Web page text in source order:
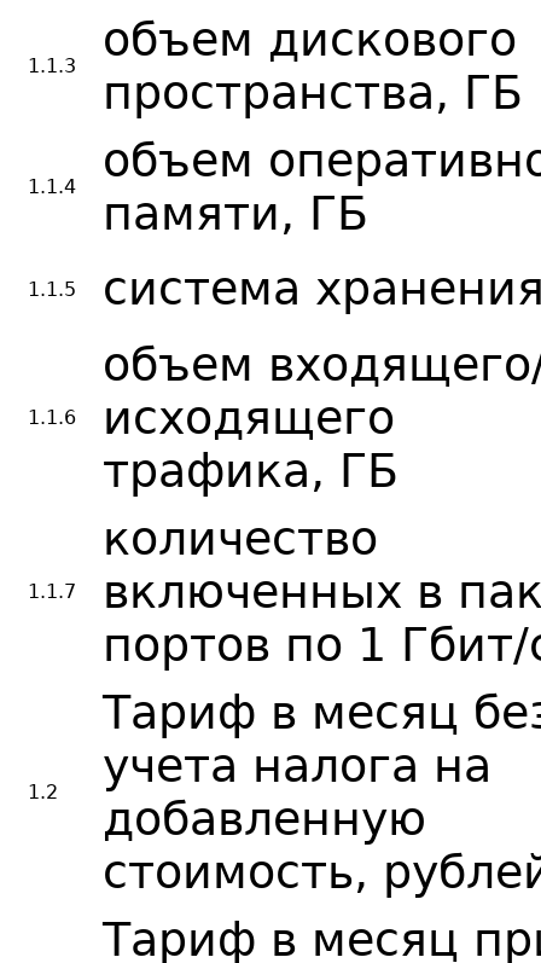
1.1.3
объем дискового
пространства, ГБ
1.1.4
объем
памяти, ГБ
1.1.5 система
1.1.6
объем
исходящего
трафика, ГБ
1.1.7
количество
включенных в
портов по 1 Гбит/
1.2
Тариф в месяц
учета налога на
добавленную
стоимость,
Тариф в месяц